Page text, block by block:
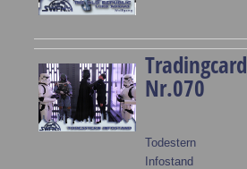
Tradingcard
Nr.070
Todestern
Infostand